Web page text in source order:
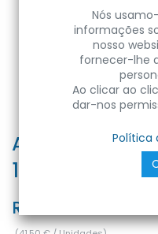
ASLAN-100
175-250V LED
Ref:
Nós
informações
nosso
fornecer-lhe
Ao clicar ao
dar-nos
Política